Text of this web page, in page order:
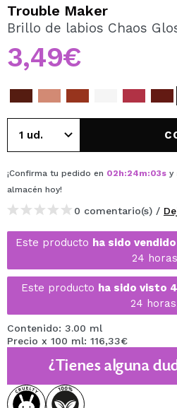
Al crear una cuenta en
tus compras rápidamente,
pedidos y consultar tus
CREAR
Trouble Maker
Brillo de labios Chaos
3,49€
¡Confirma tu pedido en 02h:24m:03s y
almacén hoy!
0 comentario(s) /
Este producto ha sido
24 horas
Este producto ha sido visto
24
Contenido: 3.00 ml
Precio x 100 ml: 116,33€
¿Tienes alguna